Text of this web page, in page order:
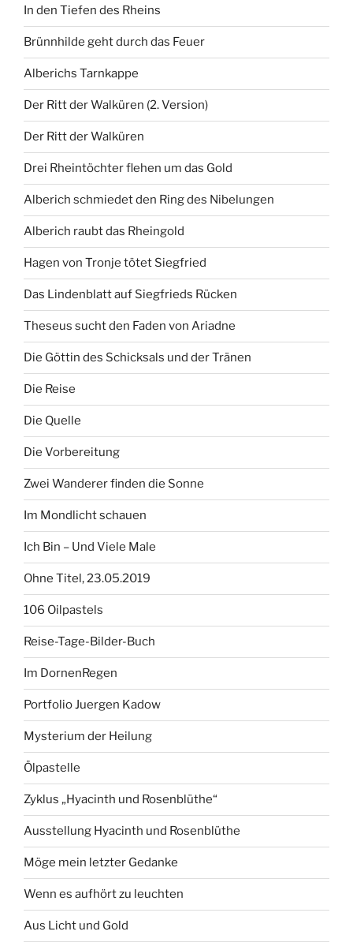
In den Tiefen des Rheins
Brünnhilde geht durch das Feuer
Alberichs Tarnkappe
Der Ritt der Walküren (2. Version)
Der Ritt der Walküren
Drei Rheintöchter flehen um das Gold
Alberich schmiedet den Ring des Nibelungen
Alberich raubt das Rheingold
Hagen von Tronje tötet Siegfried
Das Lindenblatt auf Siegfrieds Rücken
Theseus sucht den Faden von Ariadne
Die Göttin des Schicksals und der Tränen
Die Reise
Die Quelle
Die Vorbereitung
Zwei Wanderer finden die Sonne
Im Mondlicht schauen
Ich Bin – Und Viele Male
Ohne Titel, 23.05.2019
106 Oilpastels
Reise-Tage-Bilder-Buch
Im DornenRegen
Portfolio Juergen Kadow
Mysterium der Heilung
Ölpastelle
Zyklus „Hyacinth und Rosenblüthe“
Ausstellung Hyacinth und Rosenblüthe
Möge mein letzter Gedanke
Wenn es aufhört zu leuchten
Aus Licht und Gold